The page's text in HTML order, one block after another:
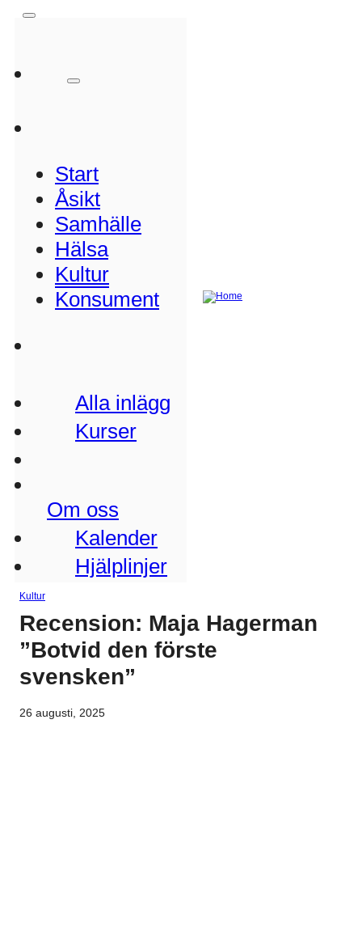
Start
Åsikt
Samhälle
Hälsa
Kultur
Konsument
Alla inlägg
Kurser
Om oss
Kalender
Hjälplinjer
Kultur
Recension: Maja Hagerman
”Botvid den förste
svensken”
26 augusti, 2025